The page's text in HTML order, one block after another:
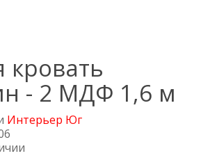
кровать
- 2 МДФ 1,6 м
Интерьер Юг